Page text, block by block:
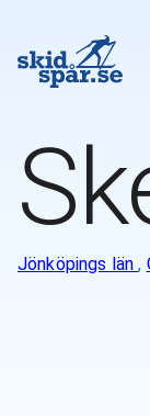
Jönköpings län,